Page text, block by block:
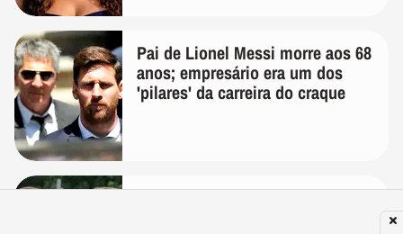
Pai de Lionel Messi morre aos 68
anos; empresário era um dos
'pilares' da carreira do craque
Frase do dia de Confúcio,